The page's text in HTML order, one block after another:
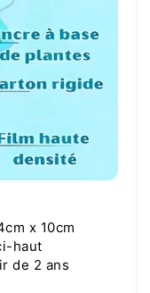
x 10cm
haut
de 2 ans